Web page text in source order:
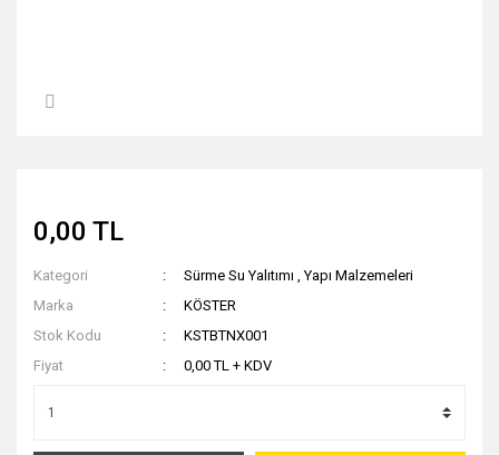
0,00 TL
Kategori Sürme Su Yalıtımı ,Yapı Malzemeleri
Marka
KÖSTER
Stok Kodu
KSTBTNX001
Fiyat
0,00 TL + KDV